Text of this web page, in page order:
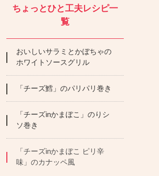
ちょっとひと工夫レシピ一
覧
おいしいサラミとかぼちゃの
ホワイトソースグリル
「チーズ鱈」のパリパリ巻き
「チーズinかまぼこ」のりシ
ソ巻き
「チーズinかまぼこ ピリ辛
味」のカナッペ風